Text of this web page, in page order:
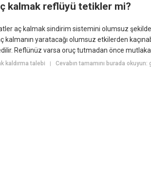
kalmak reflüyü tetikler mi?
aç kalmak sindirim sistemini olumsuz
kalmanın yaratacağı olumsuz etkilerden
Reflünüz varsa oruç tutmadan önce mutlaka
kaldırma talebi | Cevabın tamamını burada